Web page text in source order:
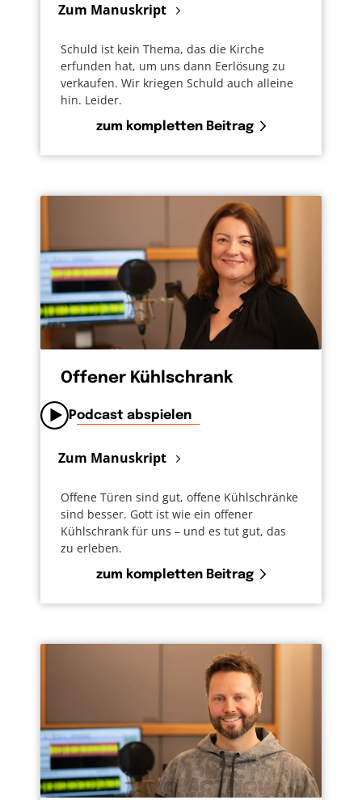
Zum Manuskript
Schuld ist kein Thema, das die Kirche
erfunden hat, um uns dann Eerlösung zu
verkaufen. Wir kriegen Schuld auch alleine
hin. Leider.
zum kompletten Beitrag
Offener Kühlschrank
Podcast abspielen
Zum Manuskript
Offene Türen sind gut, offene Kühlschränke
sind besser. Gott ist wie ein offener
Kühlschrank für uns – und es tut gut, das
zu erleben.
zum kompletten Beitrag